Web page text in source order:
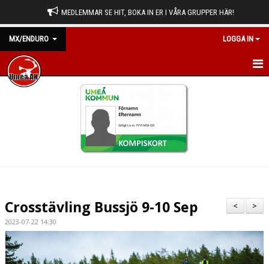
MEDLEMMAR SE HIT, BOKA IN ER I VÅRA GRUPPER HÄR!
MX/ENDURO LOGGA IN
HEM
KONTAKT
>
<
Crosstävling Bussjö 9-10 Sep
2023-07-22 14:30